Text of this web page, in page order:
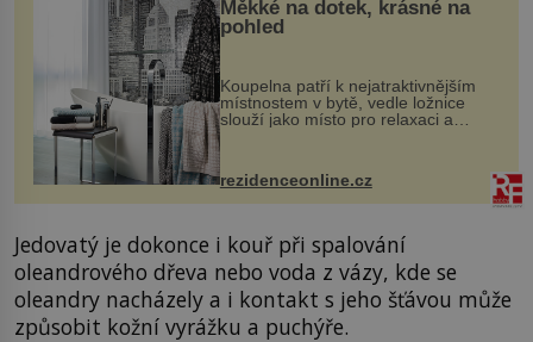
Měkké na dotek, krásné na
pohled
Koupelna patří k nejatraktivnějším
místnostem v bytě, vedle ložnice
slouží jako místo pro relaxaci a
odpočinek. Koupelnový textil –
ručníky, osušky a koberečky –
proutku...
rezidenceonline.cz
Jedovatý je dokonce i kouř při spalování
oleandrového dřeva nebo voda z vázy, kde se
oleandry nacházely a i kontakt s jeho šťávou může
způsobit kožní vyrážku a puchýře.